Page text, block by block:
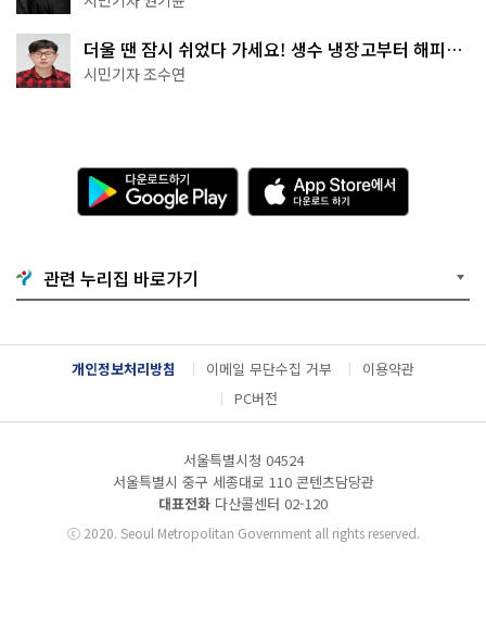
더울 땐 잠시 쉬었다 가세요! 생수 냉장고부터 해피소
·무더위쉼터까지
시민기자 조수연
다
운
로
기
G
o
g
l
e
A
p
p
e
서
다
운
관련 누리집 바로가기
개인정보처리방침 이메일 무단수집 거부
이용약관
PC버전
서울특별시청 04524
서울특별시 중구 세종대로 110 콘텐츠담당관
대표전화 다산콜센터 02-120
ⓒ2020. Seoul Metropolitan Government all rights reserved.